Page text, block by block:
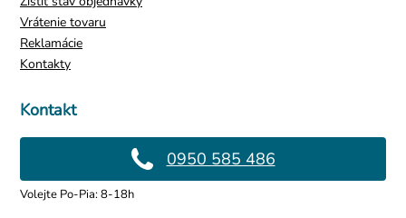
Kontakt
0950 585 486
Volejte Po-Pia: 8-18h
Vrátenie tovaru
Reklamácie
Kontakty